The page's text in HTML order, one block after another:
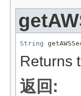
String
Returns
返回: